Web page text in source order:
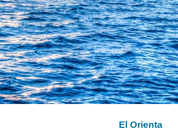
El Orienta